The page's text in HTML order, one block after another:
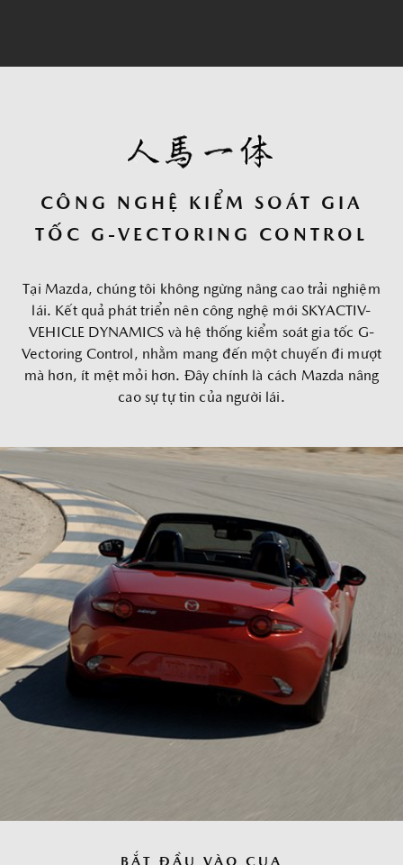
CÔNG NGHỆ KIỂM SOÁT GIA
TỐC G-VECTORING CONTROL
Tại Mazda, chúng tôi không ngừng nâng cao trải nghiệm
lái. Kết quả phát triển nên công nghệ mới SKYACTIV-
VEHICLE DYNAMICS và hệ thống kiểm soát gia tốc G-
Vectoring Control, nhằm mang đến một chuyến đi mượt
mà hơn, ít mệt mỏi hơn. Đây chính là cách Mazda nâng
cao sự tự tin của người lái.